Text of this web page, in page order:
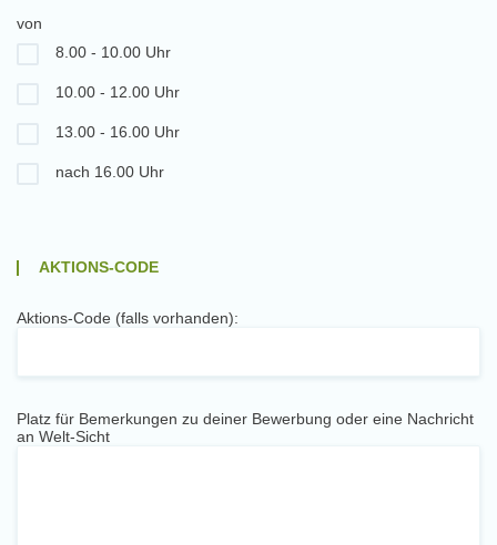
von
8.00 - 10.00 Uhr
10.00 - 12.00 Uhr
13.00 - 16.00 Uhr
nach 16.00 Uhr
AKTIONS-CODE
Aktions-Code (falls vorhanden):
Platz für Bemerkungen zu deiner Bewerbung oder eine Nachricht
an Welt-Sicht